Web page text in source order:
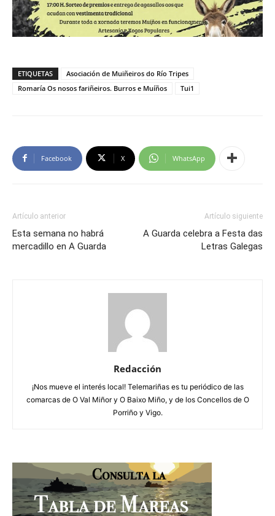
ETIQUETAS
Asociación de Muiñeiros do Río Tripes
Romaría Os nosos fariñeiros. Burros e Muíños
Tui1
Facebook X WhatsApp
Artículo anterior
Esta semana no habrá
mercadillo en A Guarda
Artículo siguiente
A Guarda celebra a Festa das
Letras Galegas
Redacción
¡Nos mueve el interés local! Telemariñas es tu periódico de las
comarcas de O Val Miñor y O Baixo Miño, y de los Concellos de O
Porriño y Vigo.